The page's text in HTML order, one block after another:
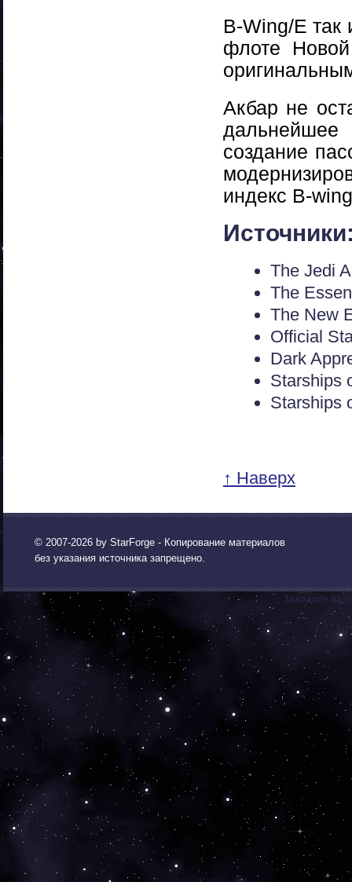
B-Wing/E так
флоте
Акбар не
дальнейшее
создание
индекс B-
The Jedi
The
The New
Official
Dark
Starships
Starships
↑ Наверх
© 2007-2026 by StarForge - Копирование материалов
без указания источника запрещено.
Заходите на